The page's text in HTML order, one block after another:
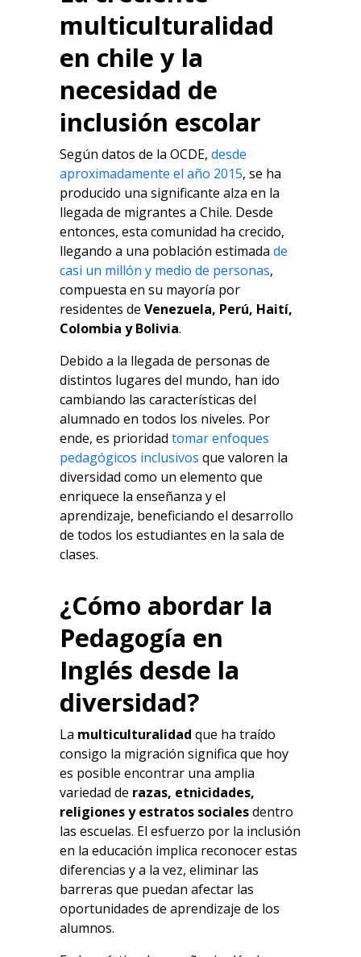
multiculturalidad
en chile y la
necesidad de
inclusión escolar
Según datos de la OCDE, desde
aproximadamente el año 2015, se ha
producido una significante alza en la
llegada de migrantes a Chile. Desde
entonces, esta comunidad ha crecido,
llegando a una población estimada de
casi un millón y medio de personas,
compuesta en su mayoría por
residentes de Venezuela, Perú, Haití,
Colombia y Bolivia.
Debido a la llegada de personas de
distintos lugares del mundo, han ido
cambiando las características del
alumnado en todos los niveles. Por
ende, es prioridad tomar enfoques
pedagógicos inclusivos que valoren la
diversidad como un elemento que
enriquece la enseñanza y el
aprendizaje, beneficiando el desarrollo
de todos los estudiantes en la sala de
clases.
¿Cómo abordar la
Pedagogía en
Inglés desde la
diversidad?
La multiculturalidad que ha traído
consigo la migración significa que hoy
es posible encontrar una amplia
variedad de razas, etnicidades,
religiones y estratos socialesdentro
las escuelas. El esfuerzo por la inclusión
en la educación implica reconocer estas
diferencias y a la vez, eliminar las
barreras que puedan afectar las
oportunidades de aprendizaje de los
alumnos.